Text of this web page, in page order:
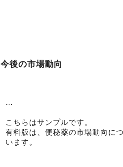
今後の市場動向
…
こちらはサンプルです。
有料版は、便秘薬の市場動向に
います。